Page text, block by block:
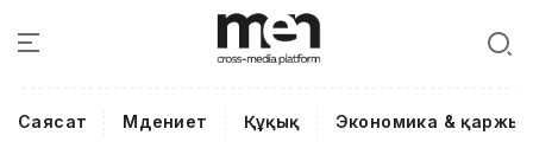
Саясат Мәдениет Құқық Экономика & қаржы